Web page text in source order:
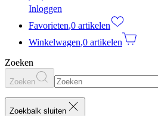
Inloggen
Favorieten,0 artikelen
Winkelwagen,0 artikelen
Zoeken
Zoeken
Zoekbalk sluiten